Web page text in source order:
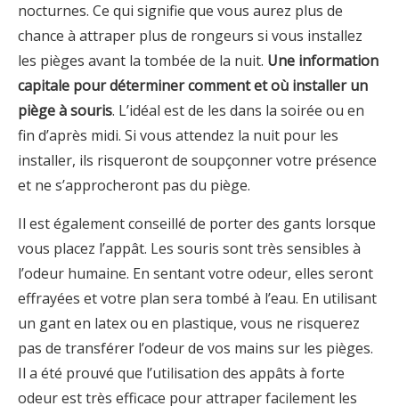
nocturnes. Ce qui signifie que vous aurez plus de
chance à attraper plus de rongeurs si vous installez
les pièges avant la tombée de la nuit. Une information
capitale pour déterminer comment et où installer un
piège à souris. L’idéal est de les dans la soirée ou en
fin d’après midi. Si vous attendez la nuit pour les
installer, ils risqueront de soupçonner votre présence
et ne s’approcheront pas du piège.
Il est également conseillé de porter des gants lorsque
vous placez l’appât. Les souris sont très sensibles à
l’odeur humaine. En sentant votre odeur, elles seront
effrayées et votre plan sera tombé à l’eau. En utilisant
un gant en latex ou en plastique, vous ne risquerez
pas de transférer l’odeur de vos mains sur les pièges.
Il a été prouvé que l’utilisation des appâts à forte
odeur est très efficace pour attraper facilement les